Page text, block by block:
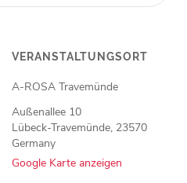
VERANSTALTUNGSORT
A-ROSA Travemünde
Außenallee 10
Lübeck-Travemünde, 23570
Germany
Google Karte anzeigen